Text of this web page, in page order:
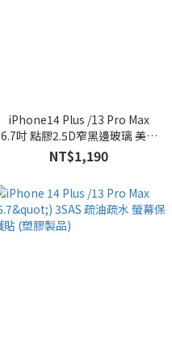
iPhone14 Plus /13 Pro Max
6.7吋 點膠2.5D窄黑邊玻璃 美商
康寧公司授權 (AGbC)
NT$1,190